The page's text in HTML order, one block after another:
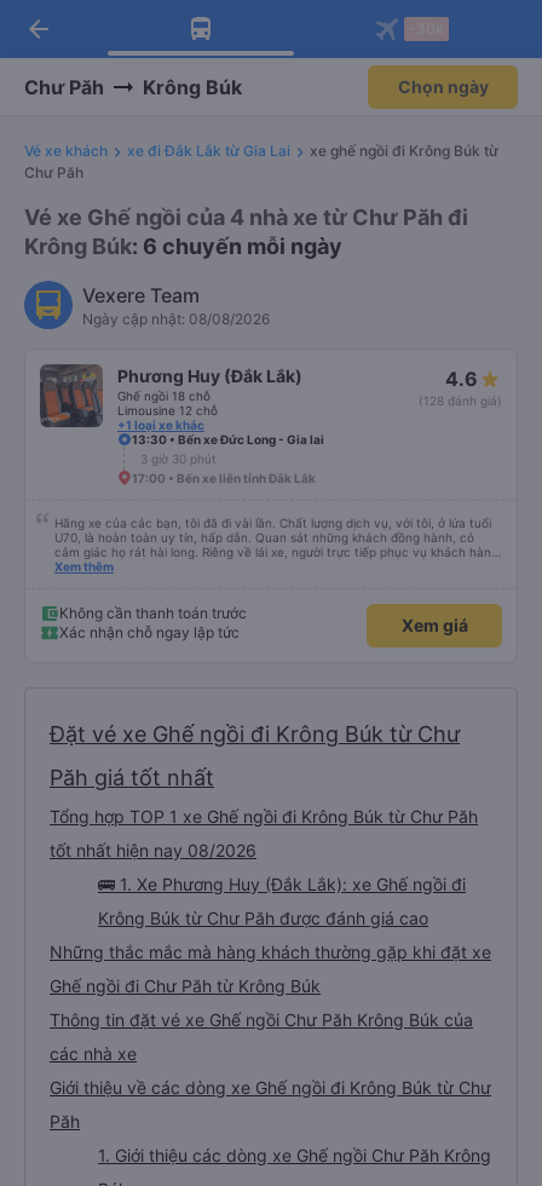
Tải app Vexere ngay!
Nhận ưu đãi thành viên độc
Mở app
Tải app Vexere
-30k/ghế khi đặt vé máy bay qua
Mở app
arrow_back
Chư Păh Krông Búk Chọn ngày
Vé xe khách xe đi Đắk Lắk từ Gia Lai
xe ghế ngồi đi Krông Búk từ
Chư Păh
Vé xe Ghế ngồi của 4 nhà xe từ Chư Păh đi
Krông Búk: 6 chuyến mỗi ngày
Vexere Team
Ngày cập nhật: 08/08/2026
Phương Huy (Đắk Lắk)
Ghế ngồi 18 chỗ
Limousine 12 chỗ
+1 loại xe khác
4.6
(128 đánh giá)
13:30 • Bến xe Đức Long - Gia lai
3 giờ 30 phút
17:00 • Bến xe liên tỉnh Đắk Lắk
Hãng xe của các bạn, tôi đã đi vài lần. Chất lượng dịch vụ, với tôi, ở lứa tuổi
U70, là hoàn toàn uy tín, hấp dẫn. Quan sát những khách đồng hành, có
cảm giác họ rát hài long. Riêng về lái xe, người trực tiếp phục vụ khách hàng,
thì rât chu đáo. Đánh giá tổng thể: Hãng xe các bạn phục vụ khách chuyên
Xem thêm
Không cần thanh toán trước
Xác nhận chỗ ngay lập tức
Xem giá
Đặt vé xe Ghế ngồi đi Krông Búk từ Chư
Păh giá tốt nhất
Tổng hợp TOP 1 xe Ghế ngồi đi Krông Búk từ Chư Păh
tốt nhất hiện nay 08/2026
🚌 1. Xe Phương Huy (Đắk Lắk): xe Ghế ngồi đi
Krông Búk từ Chư Păh được đánh giá cao
Những thắc mắc mà hàng khách thường gặp khi đặt xe
Ghế ngồi đi Chư Păh từ Krông Búk
Thông tin đặt vé xe Ghế ngồi Chư Păh Krông Búk của
các nhà xe
Giới thiệu về các dòng xe Ghế ngồi đi Krông Búk từ Chư
Păh
1. Giới thiệu các dòng xe Ghế ngồi Chư Păh Krông